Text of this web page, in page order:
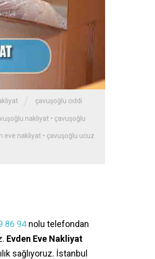
çavuşoğlu ciddi
nakliyat• çavuşoğlu
eve nakliyat• çavuşoğlu ucuz
86 94nolu telefondan
Evden Eve Nakliyat
sağlıyoruz. İstanbul